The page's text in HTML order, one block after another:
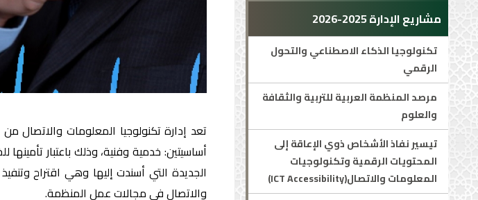
مشاريع الإدارة 2025-2026
تكنولوجيا الذكاء الاصطناعي والتحول
الرقمي
مرصد المنظمة العربية للتربية والثقافة
والعلوم
تيسير نفاذ الأشخاص ذوي الإعاقة إلى
المحتويات الرقمية وتكنولوجيات
المعلومات والاتصال(ICT Accessibility)
تعد إدارة تكنولوجيا المعلومات والاتصال
أساسيتين: خدمية وفنية، وذلك باعتبار
الجديدة التي أسندت إليها وهي اقتراح
والاتصال في مجالات عمل المنظمة.